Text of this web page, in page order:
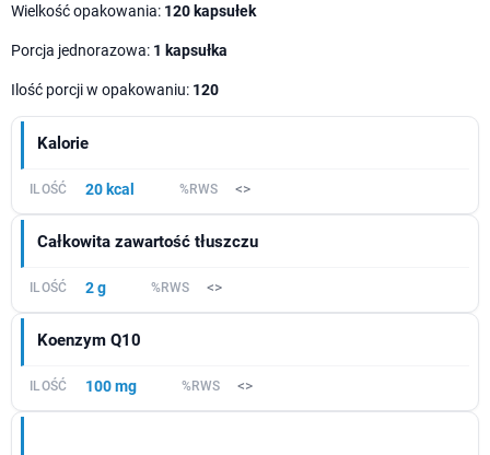
Wielkość opakowania: 120 kapsułek
Porcja jednorazowa: 1 kapsułka
Ilość porcji w opakowaniu: 120
Kalorie
20 kcal <>
Całkowita zawartość tłuszczu
2 g <>
Koenzym Q10
100 mg <>